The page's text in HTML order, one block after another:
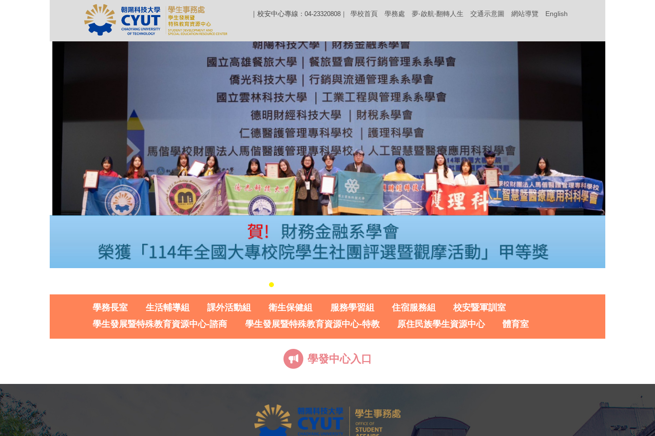
｜校安中心專線 ：04-23320808｜ 學校首頁 學務處 夢‧啟航‧翻轉人生 交通示意圖 網站導覽 English
學務長室 生活輔導組 課外活動組 衛生保健組 服務學習組 住宿服務組
校安暨軍訓室
學生發展暨特殊教育資源中心-諮商
學生發展暨特殊教育資源中心-特教 原住民族學生資源中心 體育室
學發中心入口